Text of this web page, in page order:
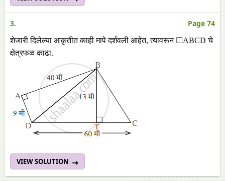
3. Page 74
शेजारी दिलेल्या आकृतीत काही मापे दर्शवली आहेत, त्यावरून ☐ABCD चे
क्षेत्रफळ काढा.
VIEW SOLUTION